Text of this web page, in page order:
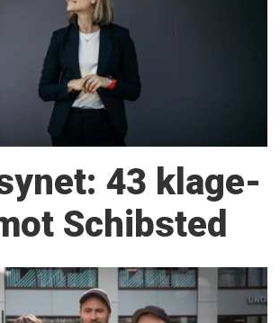
43 klage­
Schibsted